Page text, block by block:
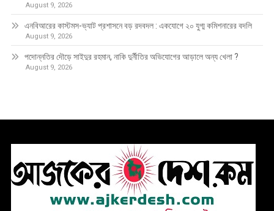
August 9, 2026
এনবিআরের কাস্টমস-ভ্যাট প্রশাসনে বড় রদবদল : একযোগে ২০ যুগ্ম কমিশনারের বদলি
August 9, 2026
পদোন্নতির দৌড়ে সাইদুর রহমান, নাকি দুর্নীতির অভিযোগের আড়ালে অন্য খেলা ?
August 9, 2026